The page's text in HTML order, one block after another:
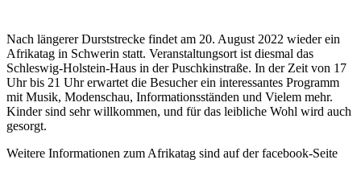
Nach längerer Durststrecke findet am 20. August 2022 wieder ein
Afrikatag in Schwerin statt. Veranstaltungsort ist diesmal das
Schleswig-Holstein-Haus in der Puschkinstraße. In der Zeit von 17
Uhr bis 21 Uhr erwartet die Besucher ein interessantes Programm
mit Musik, Modenschau, Informationsständen und Vielem mehr.
Kinder sind sehr willkommen, und für das leibliche Wohl wird auch
gesorgt.
Weitere Informationen zum Afrikatag sind auf der facebook-Seite